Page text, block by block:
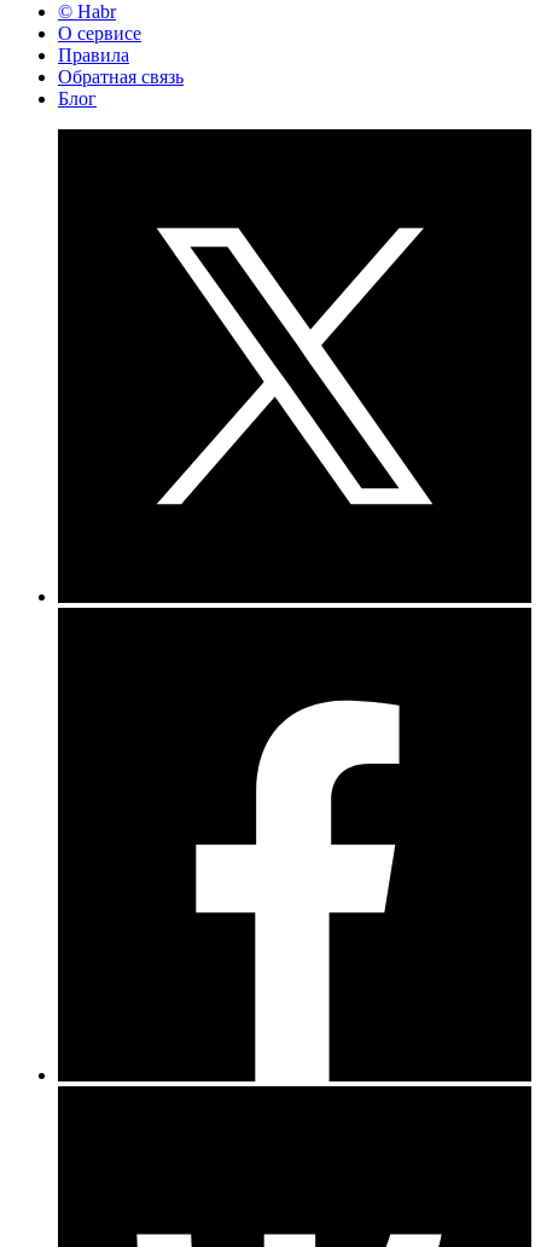
© Habr
О сервисе
Правила
Обратная связь
Блог